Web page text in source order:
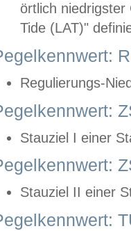
örtlich
Tide (LAT)"
Regulierungs-
Stauziel I einer
Stauziel II einer